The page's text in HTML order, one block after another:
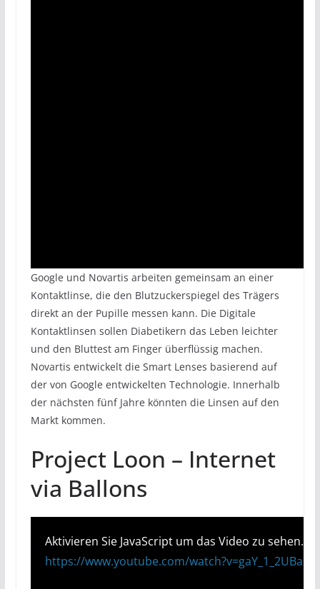
Google und Novartis arbeiten gemeinsam an einer
Kontaktlinse, die den Blutzuckerspiegel des Trägers
direkt an der Pupille messen kann. Die Digitale
Kontaktlinsen sollen Diabetikern das Leben leichter
und den Bluttest am Finger überflüssig machen.
Novartis entwickelt die Smart Lenses basierend auf
der von Google entwickelten Technologie. Innerhalb
der nächsten fünf Jahre könnten die Linsen auf den
Markt kommen.
Project Loon – Internet
via Ballons
Aktivieren Sie JavaScript um das Video zu sehen.
https://www.youtube.com/watch?v=gaY_1_2UBas